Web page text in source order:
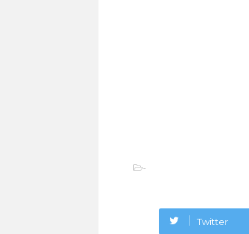
-
Twitter